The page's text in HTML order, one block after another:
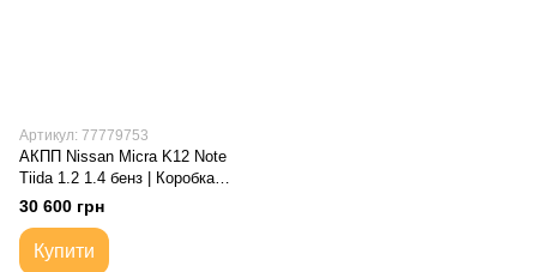
Артикул: 77779753
АКПП Nissan Micra K12 Note
Tiida 1.2 1.4 бенз | Коробка
передач автоматична 4-ступ
30 600 грн
Купити